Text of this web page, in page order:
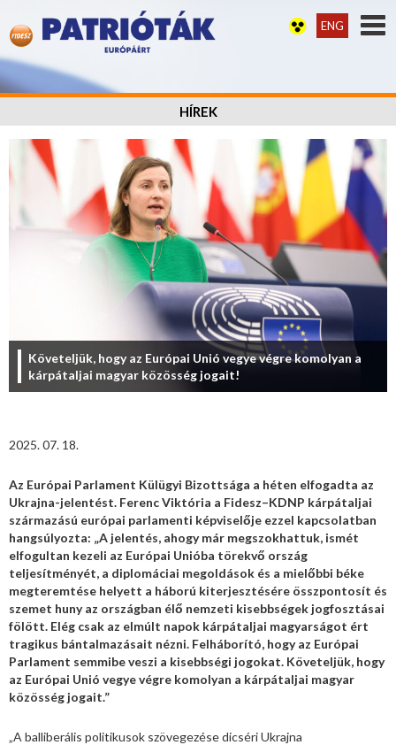
ENG
HÍREK
Követeljük, hogy az Európai Unió vegye végre komolyan a
kárpátaljai magyar közösség jogait!
2025. 07. 18.
Az Európai Parlament Külügyi Bizottsága a héten elfogadta az
Ukrajna-jelentést. Ferenc Viktória a Fidesz–KDNP kárpátaljai
származású európai parlamenti képviselője ezzel kapcsolatban
hangsúlyozta: „A jelentés, ahogy már megszokhattuk, ismét
elfogultan kezeli az Európai Unióba törekvő ország
teljesítményét, a diplomáciai megoldások és a mielőbbi béke
megteremtése helyett a háború kiterjesztésére összpontosít és
szemet huny az országban élő nemzeti kisebbségek jogfosztásai
fölött. Elég csak az elmúlt napok kárpátaljai magyarságot ért
tragikus bántalmazásait nézni. Felháborító, hogy az Európai
Parlament semmibe veszi a kisebbségi jogokat. Követeljük, hogy
az Európai Unió vegye végre komolyan a kárpátaljai magyar
közösség jogait.”
„A balliberális politikusok szövegezése dicséri Ukrajna